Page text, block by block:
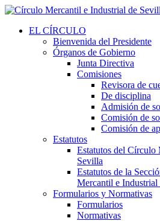
EL CÍRCULO
Bienvenida del Presidente
Órganos de Gobierno
Junta Directiva
Comisiones
Revisora de
De disciplina
Admisión de
Comisión de
Comisión de
Estatutos
Estatutos del Círculo
Sevilla
Estatutos de la
Mercantil e Industrial
Formularios y Normativas
Formularios
Normativas